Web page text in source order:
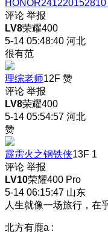
评论 举报
LV8荣耀400
5-14 05:48:40 河北
很有范
理综老师12F 赞
评论 举报
LV8荣耀400
5-14 05:54:57 河北
赞
霹雳火之钢铁侠13F 1
评论 举报
LV10荣耀400 Pro
5-14 06:15:47 山东
人生就像一场旅行，在
北方有鹿a :